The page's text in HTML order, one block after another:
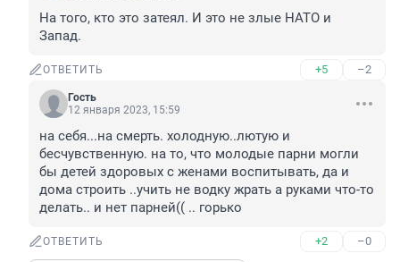
На того, кто это затеял. И это не злые НАТО и
Запад.
ОТВЕТИТЬ +5 –2
Гость
12 января 2023, 15:59
на себя...на смерть. холодную..лютую и
бесчувственную. на то, что молодые парни могли
бы детей здоровых с женами воспитывать, да и
дома строить ..учить не водку жрать а руками что-то
делать.. и нет парней(( .. горько
ОТВЕТИТЬ +2 –0